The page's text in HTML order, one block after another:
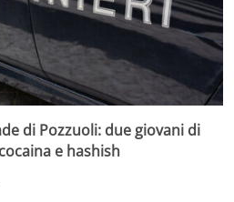
di Pozzuoli: due giovani di
e hashish